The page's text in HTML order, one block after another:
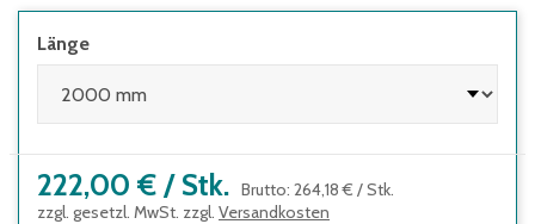
Länge
222,00 € / Stk. Brutto: 264,18 € /Stk.
zzgl. gesetzl. MwSt. zzgl. Versandkosten